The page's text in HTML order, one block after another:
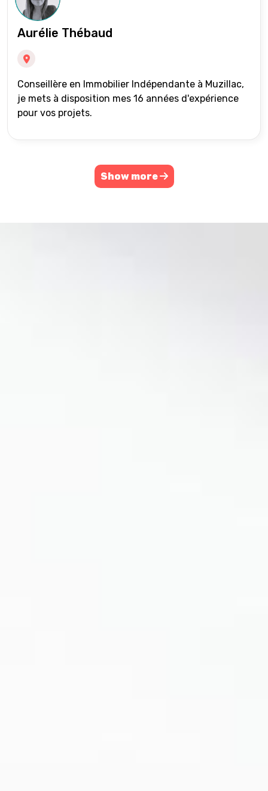
Aurélie Thébaud
Conseillère en Immobilier Indépendante à Muzillac,
je mets à disposition mes 16 années d'expérience
pour vos projets.
Show more